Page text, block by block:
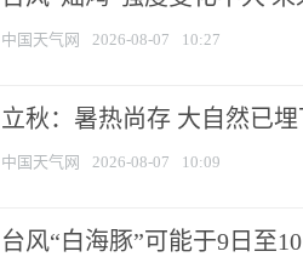
中国天气网 2026-08-07 10:27
立秋：暑热尚存 大自然已
中国天气网 2026-08-07 10:09
台风“白海豚”可能于9日至